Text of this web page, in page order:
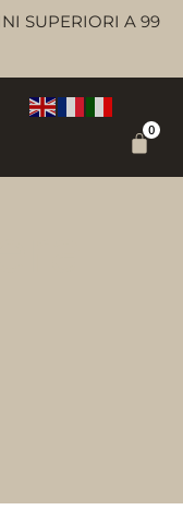
SUPERIORI A 99
0